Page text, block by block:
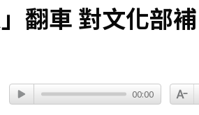
翻車 對文化部補
00:00